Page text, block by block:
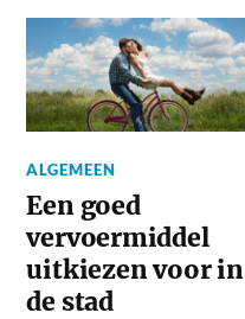
ALGEMEEN
Een goed
vervoermiddel
uitkiezen voor in
de stad